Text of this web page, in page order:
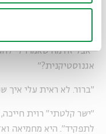
אני נושמת לרווחה, אין
התודעה לבדוק
"אבל זה מה שאמרו לי
אגנוסטיקנית?"
"ברור. לא ראית עלי איך
"ישר קלטתי" רוית
לתפקיד". היא מחמיאה